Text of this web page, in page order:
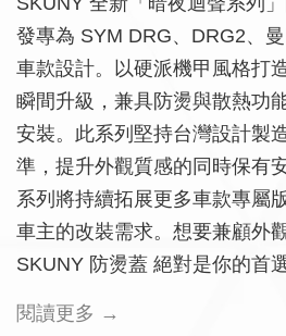
發專為 SYM DRG、DRG2、
車款設計。以硬派機甲風格打
瞬間升級，兼具防燙與散熱功
安裝。此系列堅持台灣設計製
準，提升外觀質感的同時保有
系列將持續拓展更多車款專屬
車主的改裝需求。想要兼顧外
SKUNY 防燙蓋 絕對是你的首選
閱讀更多 →